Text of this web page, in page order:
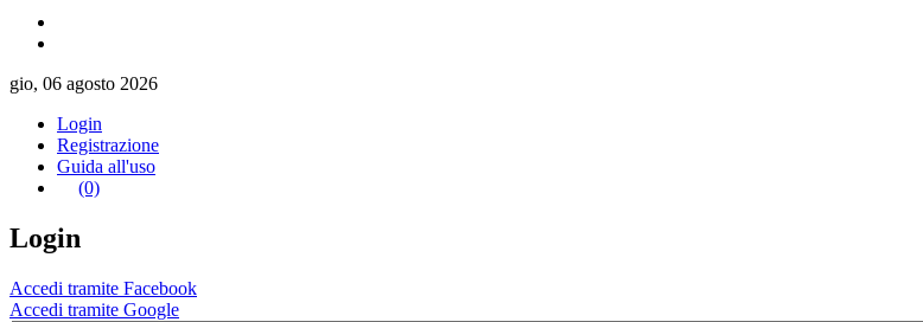
gio, 06 agosto 2026
Login
Registrazione
Guida all'uso
(0)
Login
Accedi tramite Facebook
Accedi tramite Google